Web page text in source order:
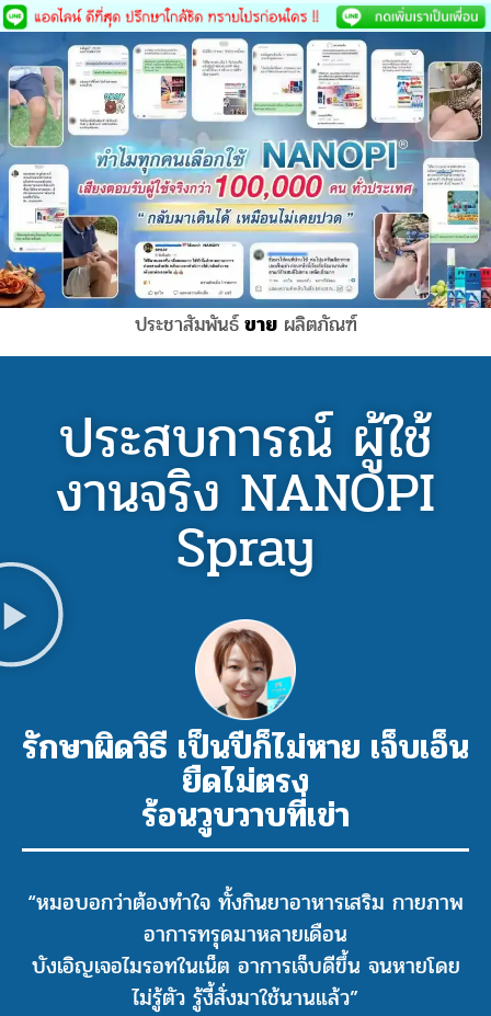
Skip
content
ประชาสัมพันธ์ขาย ผลิตภัณฑ์
ประสบการณ์ ผู้ใช้
งานจริง NANOPI
Spray
รักษาผิดวิธี เป็นปีก็ไม่หาย เจ็บเอ็น
ยืดไม่ตรง
ร้อนวูบวาบที่เข่า
“หมอบอกว่าต้องทำใจ ทั้งกินยาอาหารเสริม กายภาพ
อาการทรุดมาหลายเดือน
บังเอิญเจอไมรอทในเน็ต อาการเจ็บดีขึ้น จนหายโดย
ไม่รู้ตัว รู้งี้สั่งมาใช้นานแล้ว”